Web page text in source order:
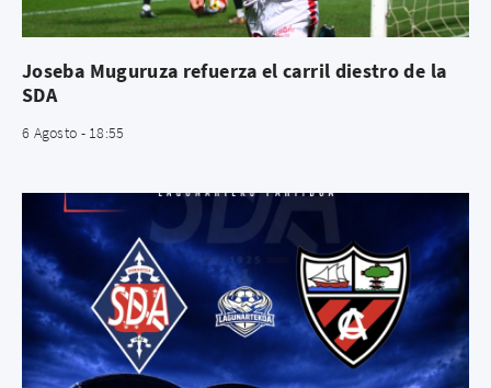
Joseba Muguruza refuerza el carril diestro de la
SDA
6 Agosto - 18:55